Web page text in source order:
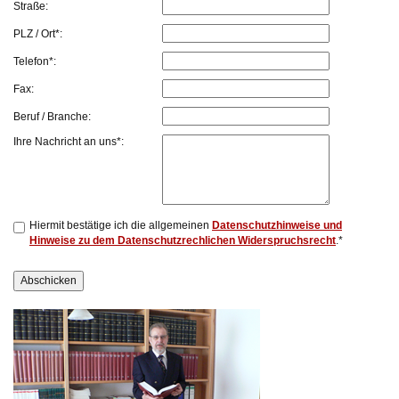
Straße:
PLZ / Ort*:
Telefon*:
Fax:
Beruf / Branche:
Ihre Nachricht an uns*:
Hiermit bestätige ich die allgemeinen Datenschutzhinweise und
Hinweise zu dem Datenschutzrechlichen Widerspruchsrecht.*
Abschicken